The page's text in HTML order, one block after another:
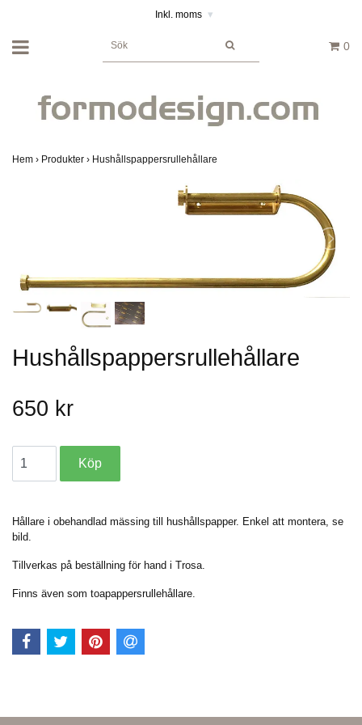
Inkl. moms ▾
0
Hem › Produkter › Hushållspappersrullehållare
Hushållspappersrullehållare
650 kr
Hållare i obehandlad mässing till hushållspapper. Enkel att montera, se
bild.
Tillverkas på beställning för hand i Trosa.
Finns även som toapappersrullehållare.